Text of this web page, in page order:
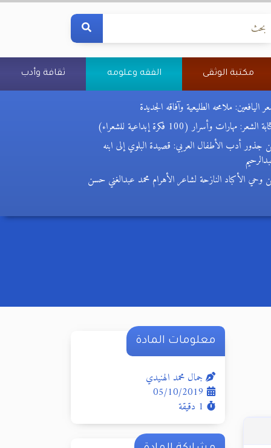
مكتبة الوثقى الفقه وعلومه ثقافة وأدب
اليافعين: ملامحه الطليعية وآفاقه الجديدة
الشعر: مهارات وأسرار (100 فكرة إبداعية للشعراء)
جذور أدب الأطفال العربي: قصيدة البلوي إلى ابنه
وحي الأكباد النازحة لشاعر الأهرام محمد عبدالغني حسن
معلومات المادة
جمال محمد الهنيدي
1 دقيقة